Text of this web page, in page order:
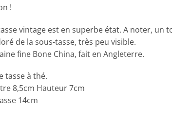
!
vintage est en superbe état. A noter, un
de la sous-tasse, très peu visible.
fine Bone China, fait en Angleterre.
tasse à thé.
8,5cm Hauteur 7cm
14cm